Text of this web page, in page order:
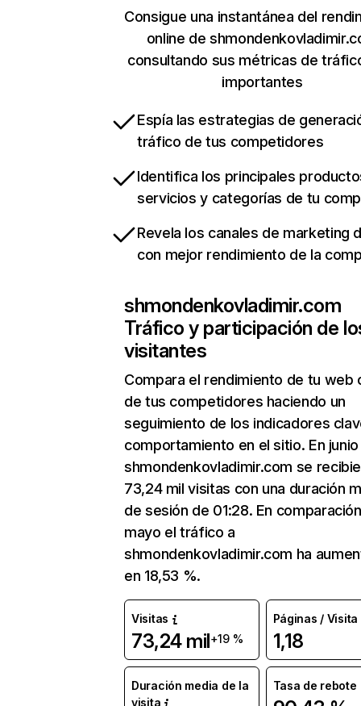
Consigue una instantánea del
online de
consultando sus métricas de
importantes
Espía las estrategias de
tráfico de tus competidores
Identifica los principales
servicios y categorías de tu
Revela los canales de marketing
con mejor rendimiento de la
shmondenkovladimir.com
Tráfico y participación de
visitantes
Compara el rendimiento de tu web
de tus competidores haciendo un
seguimiento de los indicadores
comportamiento en el sitio. En junio
shmondenkovladimir.com se
73,24 mil visitas con una duración
de sesión de 01:28. En
mayo el tráfico a
shmondenkovladimir.com ha
en 18,53 %.
Visitas
73,24 mil+19 %
Páginas / Visita
1,18
Duración media de la
visita
Tasa de rebote